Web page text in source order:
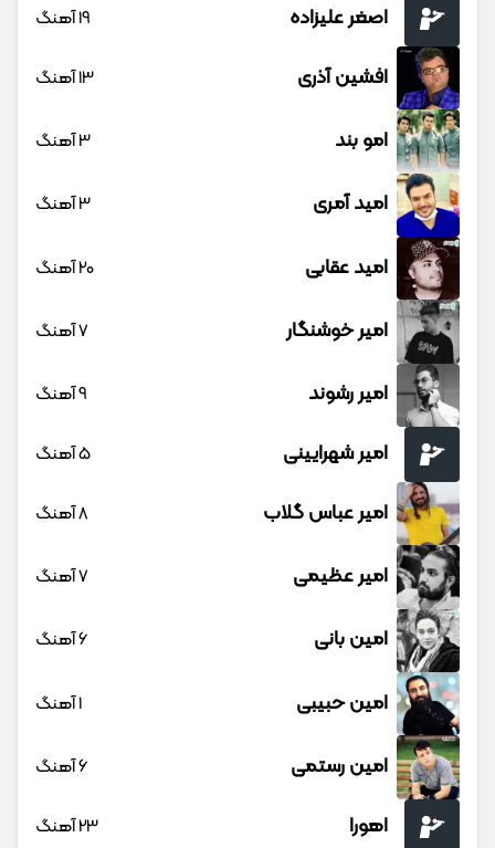
اصغر علیزاده 19 آهنگ
افشین آذری 13 آهنگ
امو بند 3 آهنگ
امید آمری 3 آهنگ
امید عقابی 20 آهنگ
امیر خوشنگار 7 آهنگ
امیر رشوند 9 آهنگ
امیر شهرایینی 5 آهنگ
امیر عباس گلاب 8 آهنگ
امیر عظیمی 7 آهنگ
امین بانی 6 آهنگ
امین حبیبی 1 آهنگ
امین رستمی 6 آهنگ
اهورا 23 آهنگ